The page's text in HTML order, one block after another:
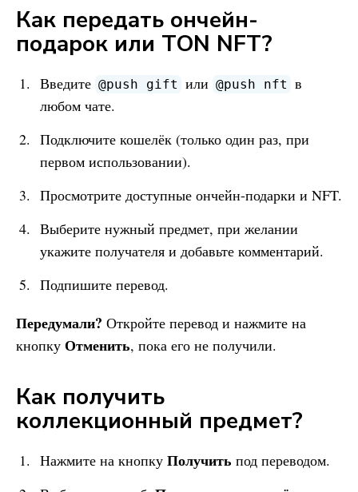
Как передать ончейн-
подарок или TON NFT?
Введите @push gift или @push nft в
любом чате.
Подключите кошелёк (только один раз, при
первом использовании).
Просмотрите доступные ончейн-подарки и NFT.
Выберите нужный предмет, при желании
укажите получателя и добавьте комментарий.
Подпишите перевод.
Передумали? Откройте перевод и нажмите на
кнопку Отменить, пока его не получили.
Как получить
коллекционный предмет?
Нажмите на кнопку Получить под переводом.